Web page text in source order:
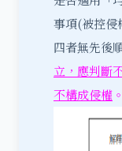
事項(被控侵
四者無先後
立，應判斷
不構成侵權 。